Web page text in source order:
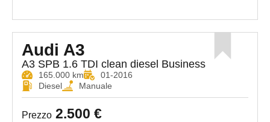
Audi A3
A3 SPB 1.6 TDI clean diesel Business
165.000 km
01-2016
Diesel
Manuale
Prezzo 2.500 €